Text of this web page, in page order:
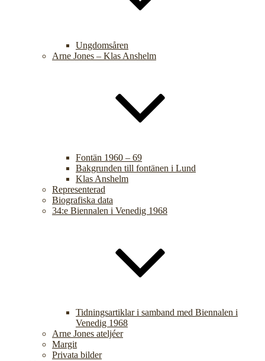
Ungdomsåren
Arne Jones – Klas Anshelm
Fontän 1960 – 69
Bakgrunden till fontänen i Lund
Klas Anshelm
Representerad
Biografiska data
34:e Biennalen i Venedig 1968
Tidningsartiklar i samband med Biennalen i
Venedig 1968
Arne Jones ateljéer
Margit
Privata bilder